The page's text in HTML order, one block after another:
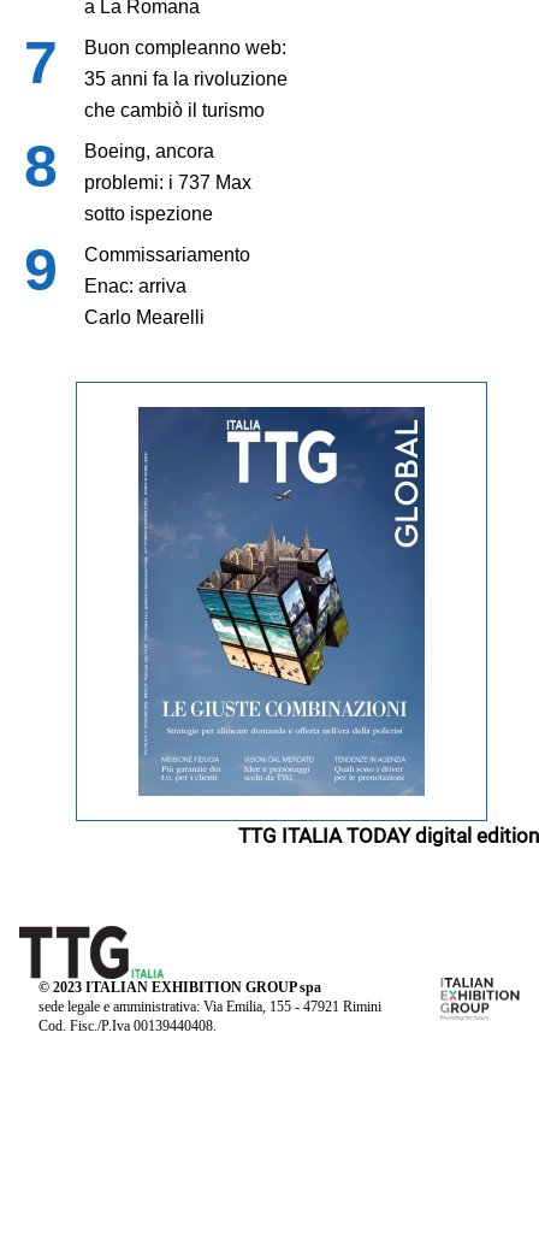
a La Romana
Buon compleanno web:
35 anni fa la rivoluzione
che cambiò il turismo
Boeing, ancora
problemi: i 737 Max
sotto ispezione
Commissariamento
Enac: arriva
Carlo Mearelli
TTG ITALIA TODAY digital edition
© 2023 ITALIAN EXHIBITION GROUP spa
sede legale e amministrativa: Via Emilia, 155 - 47921 Rimini
Cod. Fisc./P.Iva 00139440408.